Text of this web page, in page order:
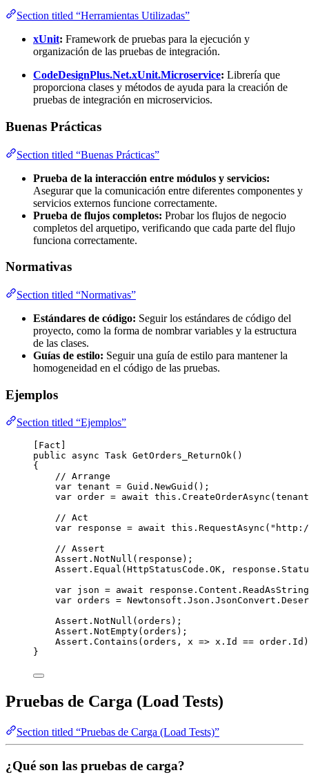
Section titled “Herramientas Utilizadas”
xUnit: Framework de pruebas para la ejecución y
organización de las pruebas de integración.
CodeDesignPlus.Net.xUnit.Microservice: Librería que
proporciona clases y métodos de ayuda para la creación de
pruebas de integración en microservicios.
Buenas Prácticas
Section titled “Buenas Prácticas”
Prueba de la interacción entre módulos y servicios:
Asegurar que la comunicación entre diferentes componentes y
servicios externos funcione correctamente.
Prueba de flujos completos: Probar los flujos de negocio
completos del arquetipo, verificando que cada parte del flujo
funciona correctamente.
Normativas
Section titled “Normativas”
Estándares de código: Seguir los estándares de código del
proyecto, como la forma de nombrar variables y la estructura
de las clases.
Guías de estilo: Seguir una guía de estilo para mantener la
homogeneidad en el código de las pruebas.
Ejemplos
Section titled “Ejemplos”
[Fact]
public
async Task GetOrders_ReturnOk()
{
// Arrange
var tenant = Guid . NewGuid ();
var order = await this . CreateOrderAsync
// Act
var response = await this . RequestAsync ( "
// Assert
Assert . NotNull (response);
Assert . Equal ( HttpStatusCode . OK , response .
var json = await response . Content .
var orders = Newtonsoft . Json . JsonConvert .
Assert . NotNull (orders);
Assert . NotEmpty(orders);
Assert . Contains (orders, x => x . Id == order . Id
}
Pruebas de Carga (Load Tests)
Section titled “Pruebas de Carga (Load Tests)”
¿Qué son las pruebas de carga?